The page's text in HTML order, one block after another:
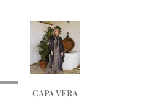
CAPA VERA